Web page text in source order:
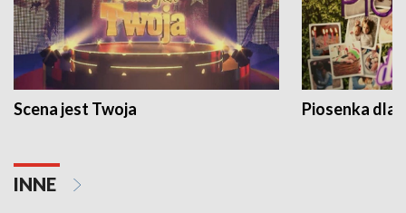
Scena jest Twoja Piosenka dla
INNE